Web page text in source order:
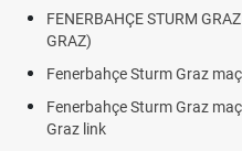
FENERBAHÇE STURM
GRAZ)
Fenerbahçe Sturm Graz
Fenerbahçe Sturm Graz
Graz link